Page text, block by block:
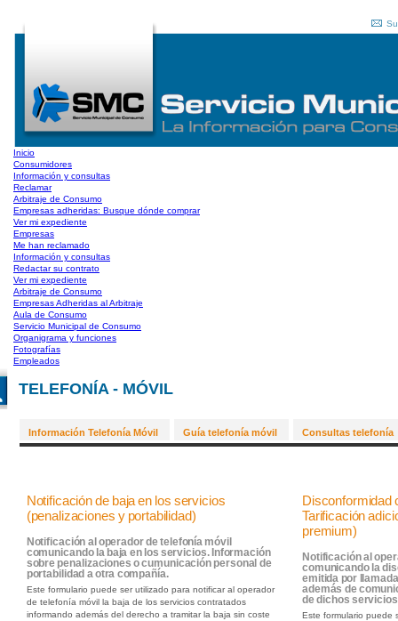
Inicio
Consumidores
Información y consultas
Reclamar
Arbitraje de Consumo
Empresas adheridas: Busque dónde comprar
Ver mi expediente
Empresas
Me han reclamado
Información y consultas
Redactar su contrato
Ver mi expediente
Arbitraje de Consumo
Empresas Adheridas al Arbitraje
Aula de Consumo
Servicio Municipal de Consumo
Organigrama y funciones
Fotografías
Empleados
TELEFONÍA - MÓVIL
Información Telefonía Móvil Guía telefonía móvil Consultas telefonía
Notificación de baja en los servicios
(penalizaciones y portabilidad)
Notificación al operador de telefonía móvil
comunicando la baja en los servicios. Información
sobre penalizaciones o cumunicación personal de
portabilidad a otra compañía.
Este formulario puede ser utilizado para notificar al operador
de telefonía móvil la baja de los servicios contratados
informando además del derecho a tramitar la baja sin coste
Disconformidad
Tarificación
premium)
Notificación al
comunicando la
emitida por
además de
de dichos
Este formulario puede